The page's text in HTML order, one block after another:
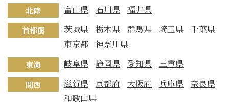
北陸 富山県 石川県 福井県
首都圏 茨城県 栃木県 群馬県 埼玉県
千葉県
東京都
神奈川県
東海 岐阜県 静岡県 愛知県 三重県
関西 滋賀県 京都府 大阪府 兵庫県
奈良県
和歌山県